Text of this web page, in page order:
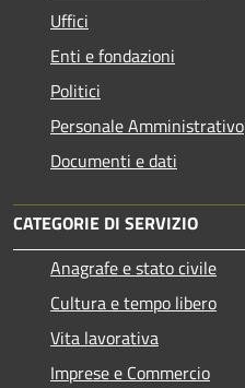
Uffici
Enti e fondazioni
Politici
Personale Amministrativo
Documenti e dati
CATEGORIE DI SERVIZIO
Anagrafe e stato civile
Cultura e tempo libero
Vita lavorativa
Imprese e Commercio